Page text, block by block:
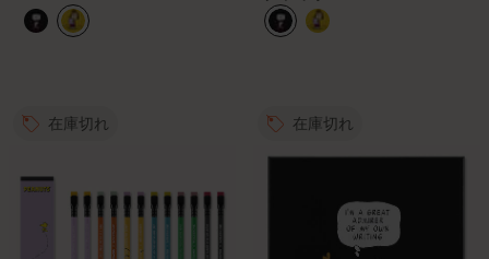
在庫切れ 在庫切れ